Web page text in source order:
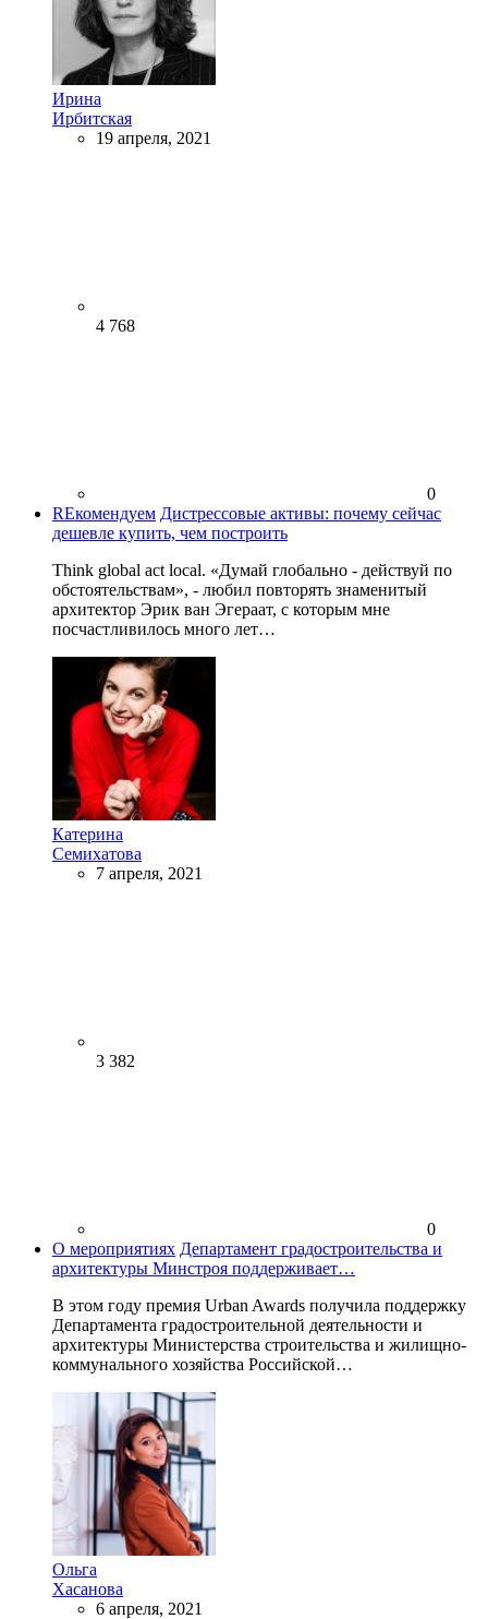
Ирина
Ирбитская
19 апреля, 2021
4 768
0
REкомендуем Дистрессовые активы: почему сейчас
дешевле купить, чем построить
Think global act local. «Думай глобально - действуй по
обстоятельствам», - любил повторять знаменитый
архитектор Эрик ван Эгераат, с которым мне
посчастливилось много лет…
Катерина
Семихатова
7 апреля, 2021
3 382
0
О мероприятиях Департамент градостроительства и
архитектуры Минстроя поддерживает…
В этом году премия Urban Awards получила поддержку
Департамента градостроительной деятельности и
архитектуры Министерства строительства и жилищно-
коммунального хозяйства Российской…
Ольга
Хасанова
6 апреля, 2021